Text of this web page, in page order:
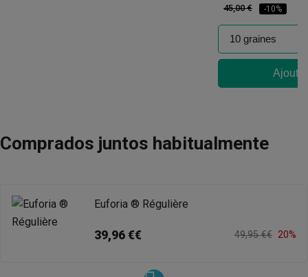
45,00 € -10%
Comprados juntos habitualmente
Euforia ® Régulière
39,96 €€ 49,95 €€ 20%